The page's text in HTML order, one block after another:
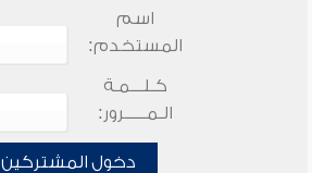
اسم
المستخدم:
كـلـــمـة
الـمـــــرور:
دخول المشتركين